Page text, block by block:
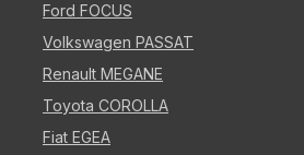
Ford FOCUS
Volkswagen PASSAT
Renault MEGANE
Toyota COROLLA
Fiat EGEA